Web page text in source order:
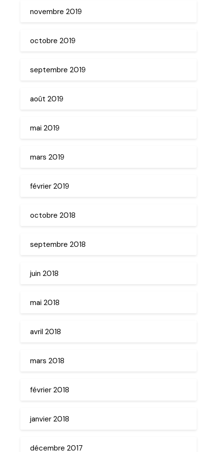
novembre 2019
octobre 2019
septembre 2019
août 2019
mai 2019
mars 2019
février 2019
octobre 2018
septembre 2018
juin 2018
mai 2018
avril 2018
mars 2018
février 2018
janvier 2018
décembre 2017